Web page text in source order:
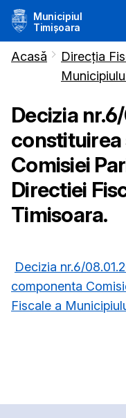
Municipiul
Timișoara
Acasă
Direcția
Decizia
Comisiei
Directiei
Timisoara.
Decizia nr.6/
componenta
Fiscale a